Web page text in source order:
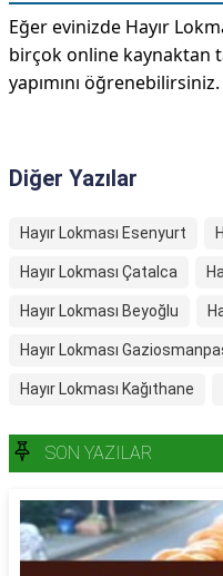
Eğer evinizde Hayır
birçok online kaynaktan
yapımını öğrenebilirsiniz.
Diğer Yazılar
Hayır Lokması Esenyurt
Hayır Lokması Çatalca
Hayır Lokması Beyoğlu
Hayır Lokması
Hayır Lokması Kağıthane
SON YAZILAR